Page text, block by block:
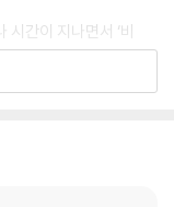
시간이 지나면서 ‘비
려워하며 결국 손에서 놓
거움은 사라진다. 그러
남의 기준이 아닌, 자신